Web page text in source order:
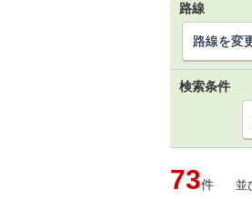
路線
路線を変
検索条件
73件 並